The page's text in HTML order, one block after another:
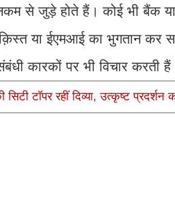
से जुड़े होते हैं। कोई भी बैंक
क़िस्त या ईएमआई का भुगतान कर
कारकों पर भी विचार करती
सिटी टाॅपर रहीं दिव्या, उत्कृष्ट